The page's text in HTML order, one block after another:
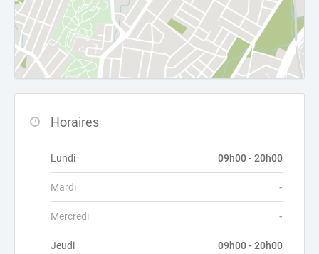
Horaires
Lundi 09h00 - 20h00
Mardi -
Mercredi -
Jeudi 09h00 - 20h00